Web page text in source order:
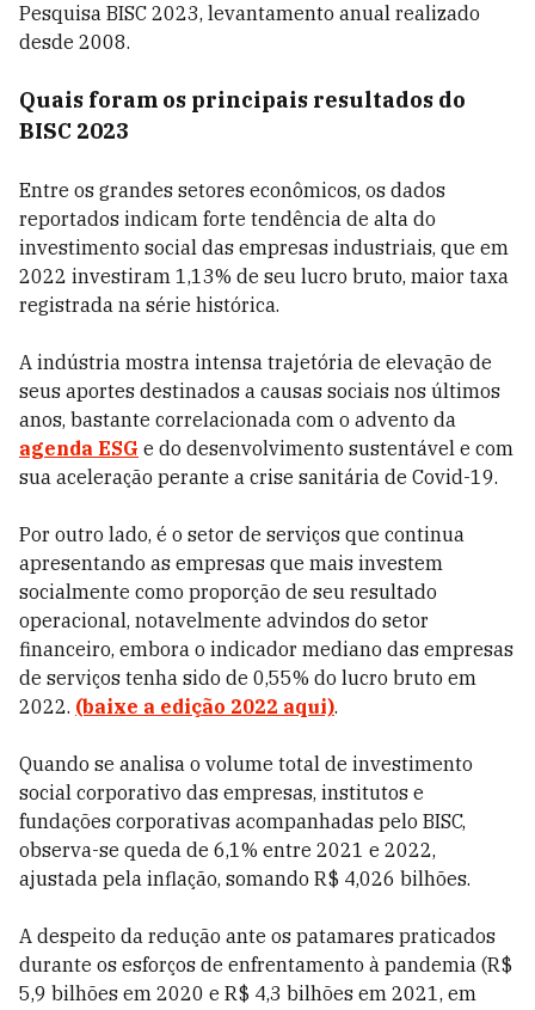
Pesquisa BISC 2023, levantamento anual realizado
desde 2008.
Quais foram os principais resultados do
BISC 2023
Entre os grandes setores econômicos, os dados
reportados indicam forte tendência de alta do
investimento social das empresas industriais, que em
2022 investiram 1,13% de seu lucro bruto, maior taxa
registrada na série histórica.
A indústria mostra intensa trajetória de elevação de
seus aportes destinados a causas sociais nos últimos
anos, bastante correlacionada com o advento da
agenda ESG e do desenvolvimento sustentável e com
sua aceleração perante a crise sanitária de Covid-19.
Por outro lado, é o setor de serviços que continua
apresentando as empresas que mais investem
socialmente como proporção de seu resultado
operacional, notavelmente advindos do setor
financeiro, embora o indicador mediano das empresas
de serviços tenha sido de 0,55% do lucro bruto em
2022. (baixe a edição 2022 aqui).
Quando se analisa o volume total de investimento
social corporativo das empresas, institutos e
fundações corporativas acompanhadas pelo BISC,
observa-se queda de 6,1% entre 2021 e 2022,
ajustada pela inflação, somando R$ 4,026 bilhões.
A despeito da redução ante os patamares praticados
durante os esforços de enfrentamento à pandemia (R$
5,9 bilhões em 2020 e R$ 4,3 bilhões em 2021, em